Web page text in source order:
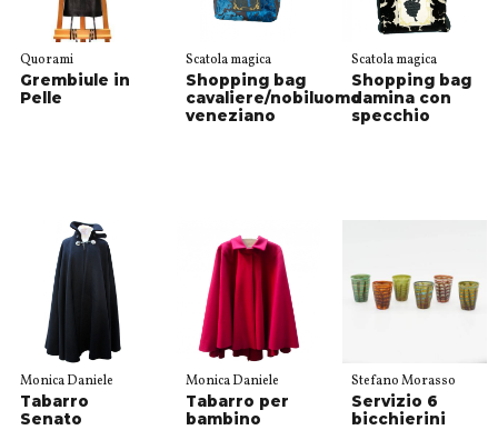
Quorami
Grembiule in
Pelle
Scatola magica
Shopping bag
cavaliere/nobiluomo
veneziano
Scatola magica
Shopping bag
damina con
specchio
Monica Daniele
Tabarro
Senato
Monica Daniele
Tabarro per
bambino
Stefano Morasso
Servizio 6
bicchierini